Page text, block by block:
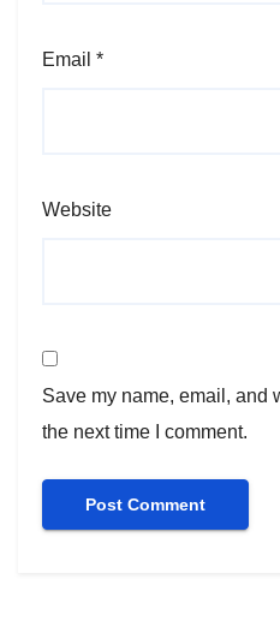
Email *
Website
Save my name, email, and
the next time I comment.